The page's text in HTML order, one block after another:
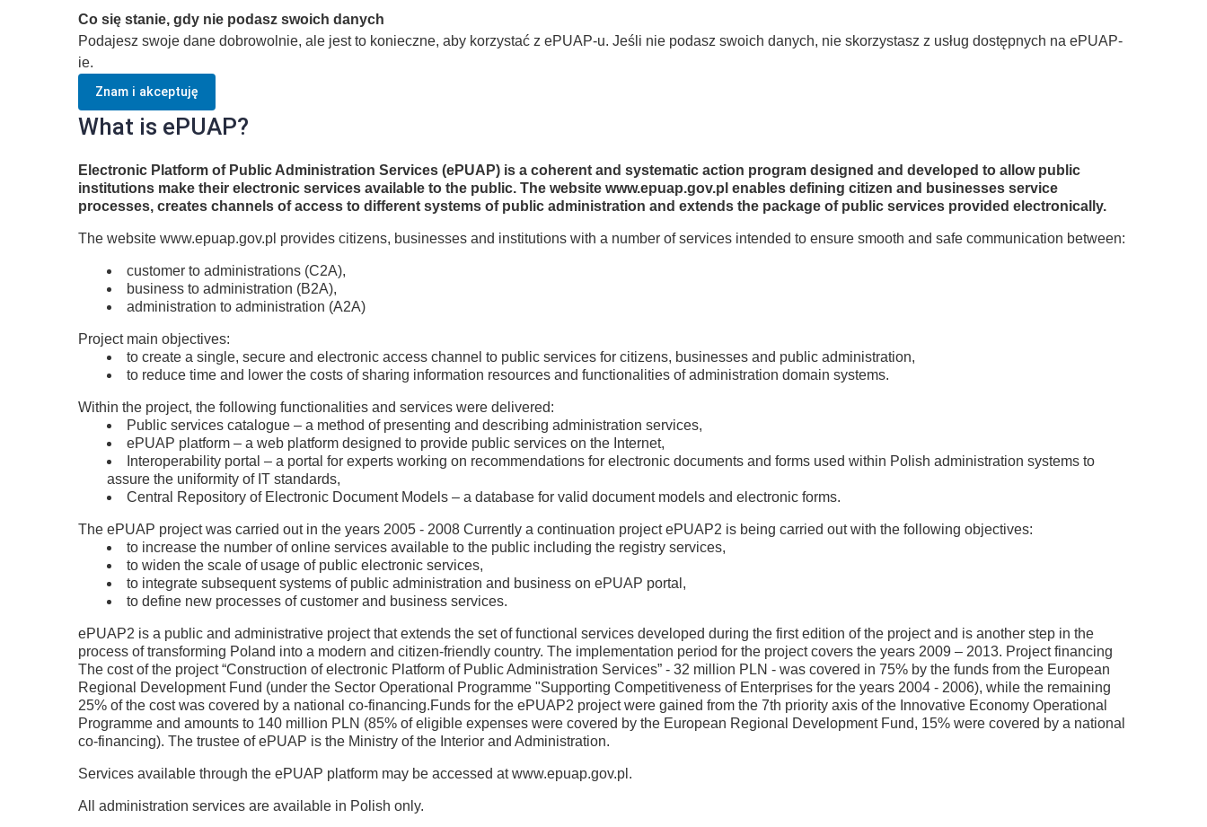
Co się stanie, gdy nie podasz swoich danych
Podajesz swoje dane dobrowolnie, ale jest to konieczne, aby korzystać z ePUAP-u. Jeśli nie podasz swoich danych, nie skorzystasz z usług dostępnych na ePUAP-
ie.
Znam i akceptuję
What is ePUAP?
Electronic Platform of Public Administration Services (ePUAP) is a coherent and systematic action program designed and developed to allow public
institutions make their electronic services available to the public. The website www.epuap.gov.pl enables defining citizen and businesses service
processes, creates channels of access to different systems of public administration and extends the package of public services provided electronically.
The website www.epuap.gov.pl provides citizens, businesses and institutions with a number of services intended to ensure smooth and safe communication between:
customer to administrations (C2A),
business to administration (B2A),
administration to administration (A2A)
Project main objectives:
to create a single, secure and electronic access channel to public services for citizens, businesses and public administration,
to reduce time and lower the costs of sharing information resources and functionalities of administration domain systems.
Within the project, the following functionalities and services were delivered:
Public services catalogue – a method of presenting and describing administration services,
ePUAP platform – a web platform designed to provide public services on the Internet,
Interoperability portal – a portal for experts working on recommendations for electronic documents and forms used within Polish administration systems to
assure the uniformity of IT standards,
Central Repository of Electronic Document Models – a database for valid document models and electronic forms.
The ePUAP project was carried out in the years 2005 - 2008 Currently a continuation project ePUAP2 is being carried out with the following objectives:
to increase the number of online services available to the public including the registry services,
to widen the scale of usage of public electronic services,
to integrate subsequent systems of public administration and business on ePUAP portal,
to define new processes of customer and business services.
ePUAP2 is a public and administrative project that extends the set of functional services developed during the first edition of the project and is another step in the
process of transforming Poland into a modern and citizen-friendly country. The implementation period for the project covers the years 2009 – 2013. Project financing
The cost of the project “Construction of electronic Platform of Public Administration Services” - 32 million PLN - was covered in 75% by the funds from the European
Regional Development Fund (under the Sector Operational Programme "Supporting Competitiveness of Enterprises for the years 2004 - 2006), while the remaining
25% of the cost was covered by a national co-financing.Funds for the ePUAP2 project were gained from the 7th priority axis of the Innovative Economy Operational
Programme and amounts to 140 million PLN (85% of eligible expenses were covered by the European Regional Development Fund, 15% were covered by a national
co-financing). The trustee of ePUAP is the Ministry of the Interior and Administration.
Services available through the ePUAP platform may be accessed at www.epuap.gov.pl.
All administration services are available in Polish only.